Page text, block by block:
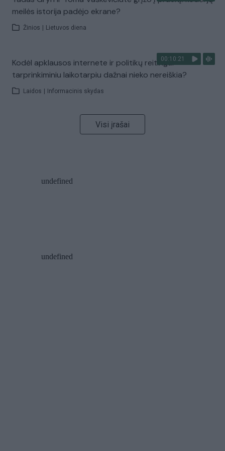
meilės istorija padėjo ekrane?
Žinios Lietuvos diena
00:10:21
Kodėl apklausos internete ir politikų reitingai
tarprinkiminiu laikotarpiu dažnai nieko nereiškia?
Laidos Informacinis skydas
Visi įrašai